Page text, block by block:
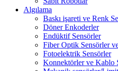
Algılama
Baskı işareti ve Renk
Döner Enkoderler
Endüktif Sensörler
Fiber Optik Sensörler
Fotoelektrik Sensörler
Konnektörler ve Kablo